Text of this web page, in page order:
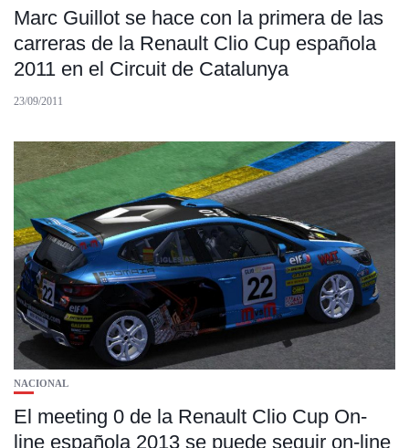
Marc Guillot se hace con la primera de las
carreras de la Renault Clio Cup española
2011 en el Circuit de Catalunya
23/09/2011
NACIONAL
El meeting 0 de la Renault Clio Cup On-
line española 2013 se puede seguir on-line